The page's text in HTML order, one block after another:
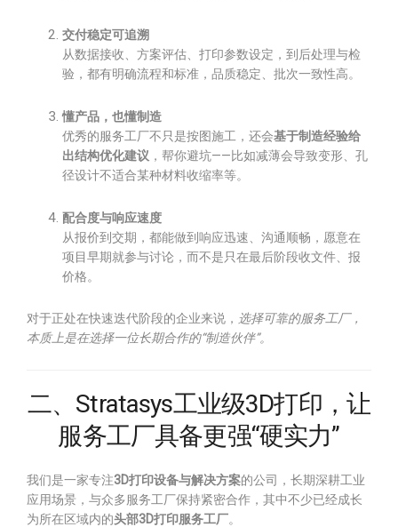
交付稳定可追溯
从数据接收、方案评估、打印参数设定，到后处理与检
验，都有明确流程和标准，品质稳定、批次一致性高。
懂产品，也懂制造
优秀的服务工厂不只是按图施工，还会基于制造经验给
出结构优化建议 ，帮你避坑——比如减薄会导致变形、孔
径设计不适合某种材料收缩率等。
配合度与响应速度
从报价到交期，都能做到响应迅速、沟通顺畅，愿意在
项目早期就参与讨论，而不是只在最后阶段收文件、报
价格。
对于正处在快速迭代阶段的企业来说， 选择可靠的服务工厂，
本质上是在选择一位长期合作的“制造伙伴”。
二、Stratasys工业级3D打印，让
服务工厂具备更强“硬实力”
我们是一家专注3D打印设备与解决方案的公司，长期深耕工业
应用场景，与众多服务工厂保持紧密合作，其中不少已经成长
为所在区域内的头部3D打印服务工厂。